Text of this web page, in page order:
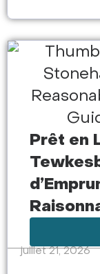
Prêt en
juillet 21, 2026